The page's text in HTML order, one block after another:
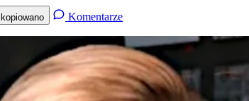
Komentarze